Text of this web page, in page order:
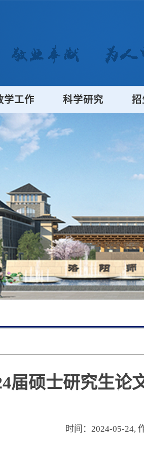
学工作 科学研究 招
届硕士研究生论
时间：2024-05-24,